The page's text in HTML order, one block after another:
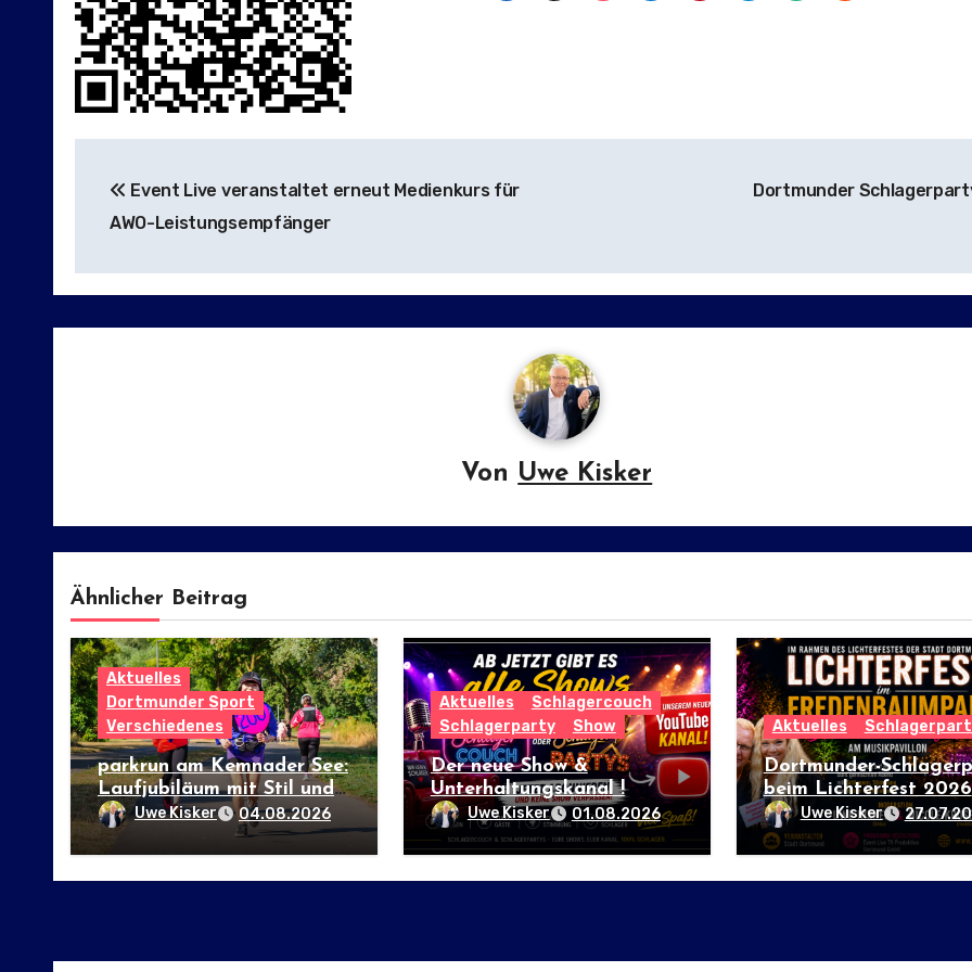
Event Live veranstaltet erneut Medienkurs für
AWO-Leistungsempfänger
Dortmunder
Von Uwe Kisker
Ähnlicher Beitrag
Aktuelles
Dortmunder Sport
Verschiedenes
parkrun am Kemnader See:
Laufjubiläum mit Stil und
internationalem Flair
Uwe Kisker 04.08.2026
Aktuelles
Schlagercouch
Schlagerparty
Show
Der neue Show &
Unterhaltungskanal !
Uwe Kisker 01.08.2026
Aktuelles
Dortmunder-
beim Lichterfest 2026
Uwe Kisker